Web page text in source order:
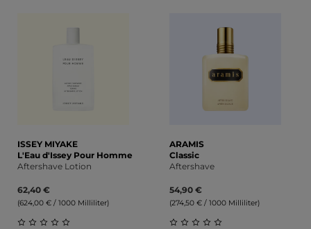
ISSEY MIYAKE
L'Eau d'Issey Pour Homme
Aftershave Lotion
62,40 €
(624,00 € / 1000 Milliliter)
ARAMIS
Classic
Aftershave
54,90 €
(274,50 € / 1000 Milliliter)